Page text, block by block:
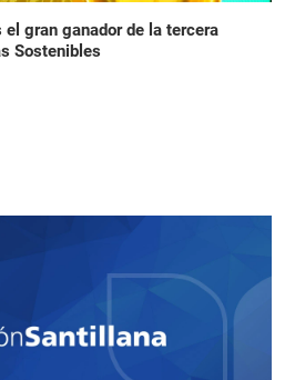
gran ganador de la tercera
Sostenibles